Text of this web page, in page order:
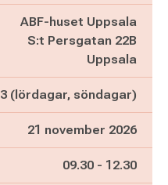
ABF-huset Uppsala
S:t Persgatan 22B
Uppsala
3 (lördagar, söndagar)
21 november 2026
Pågår mellan
09.30 - och
12.30